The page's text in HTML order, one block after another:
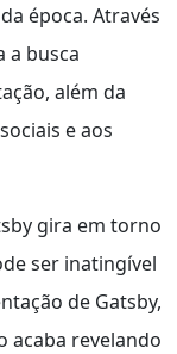
época. Através
a busca
além da
e aos
gira em torno
ser inatingível
de Gatsby,
acaba revelando